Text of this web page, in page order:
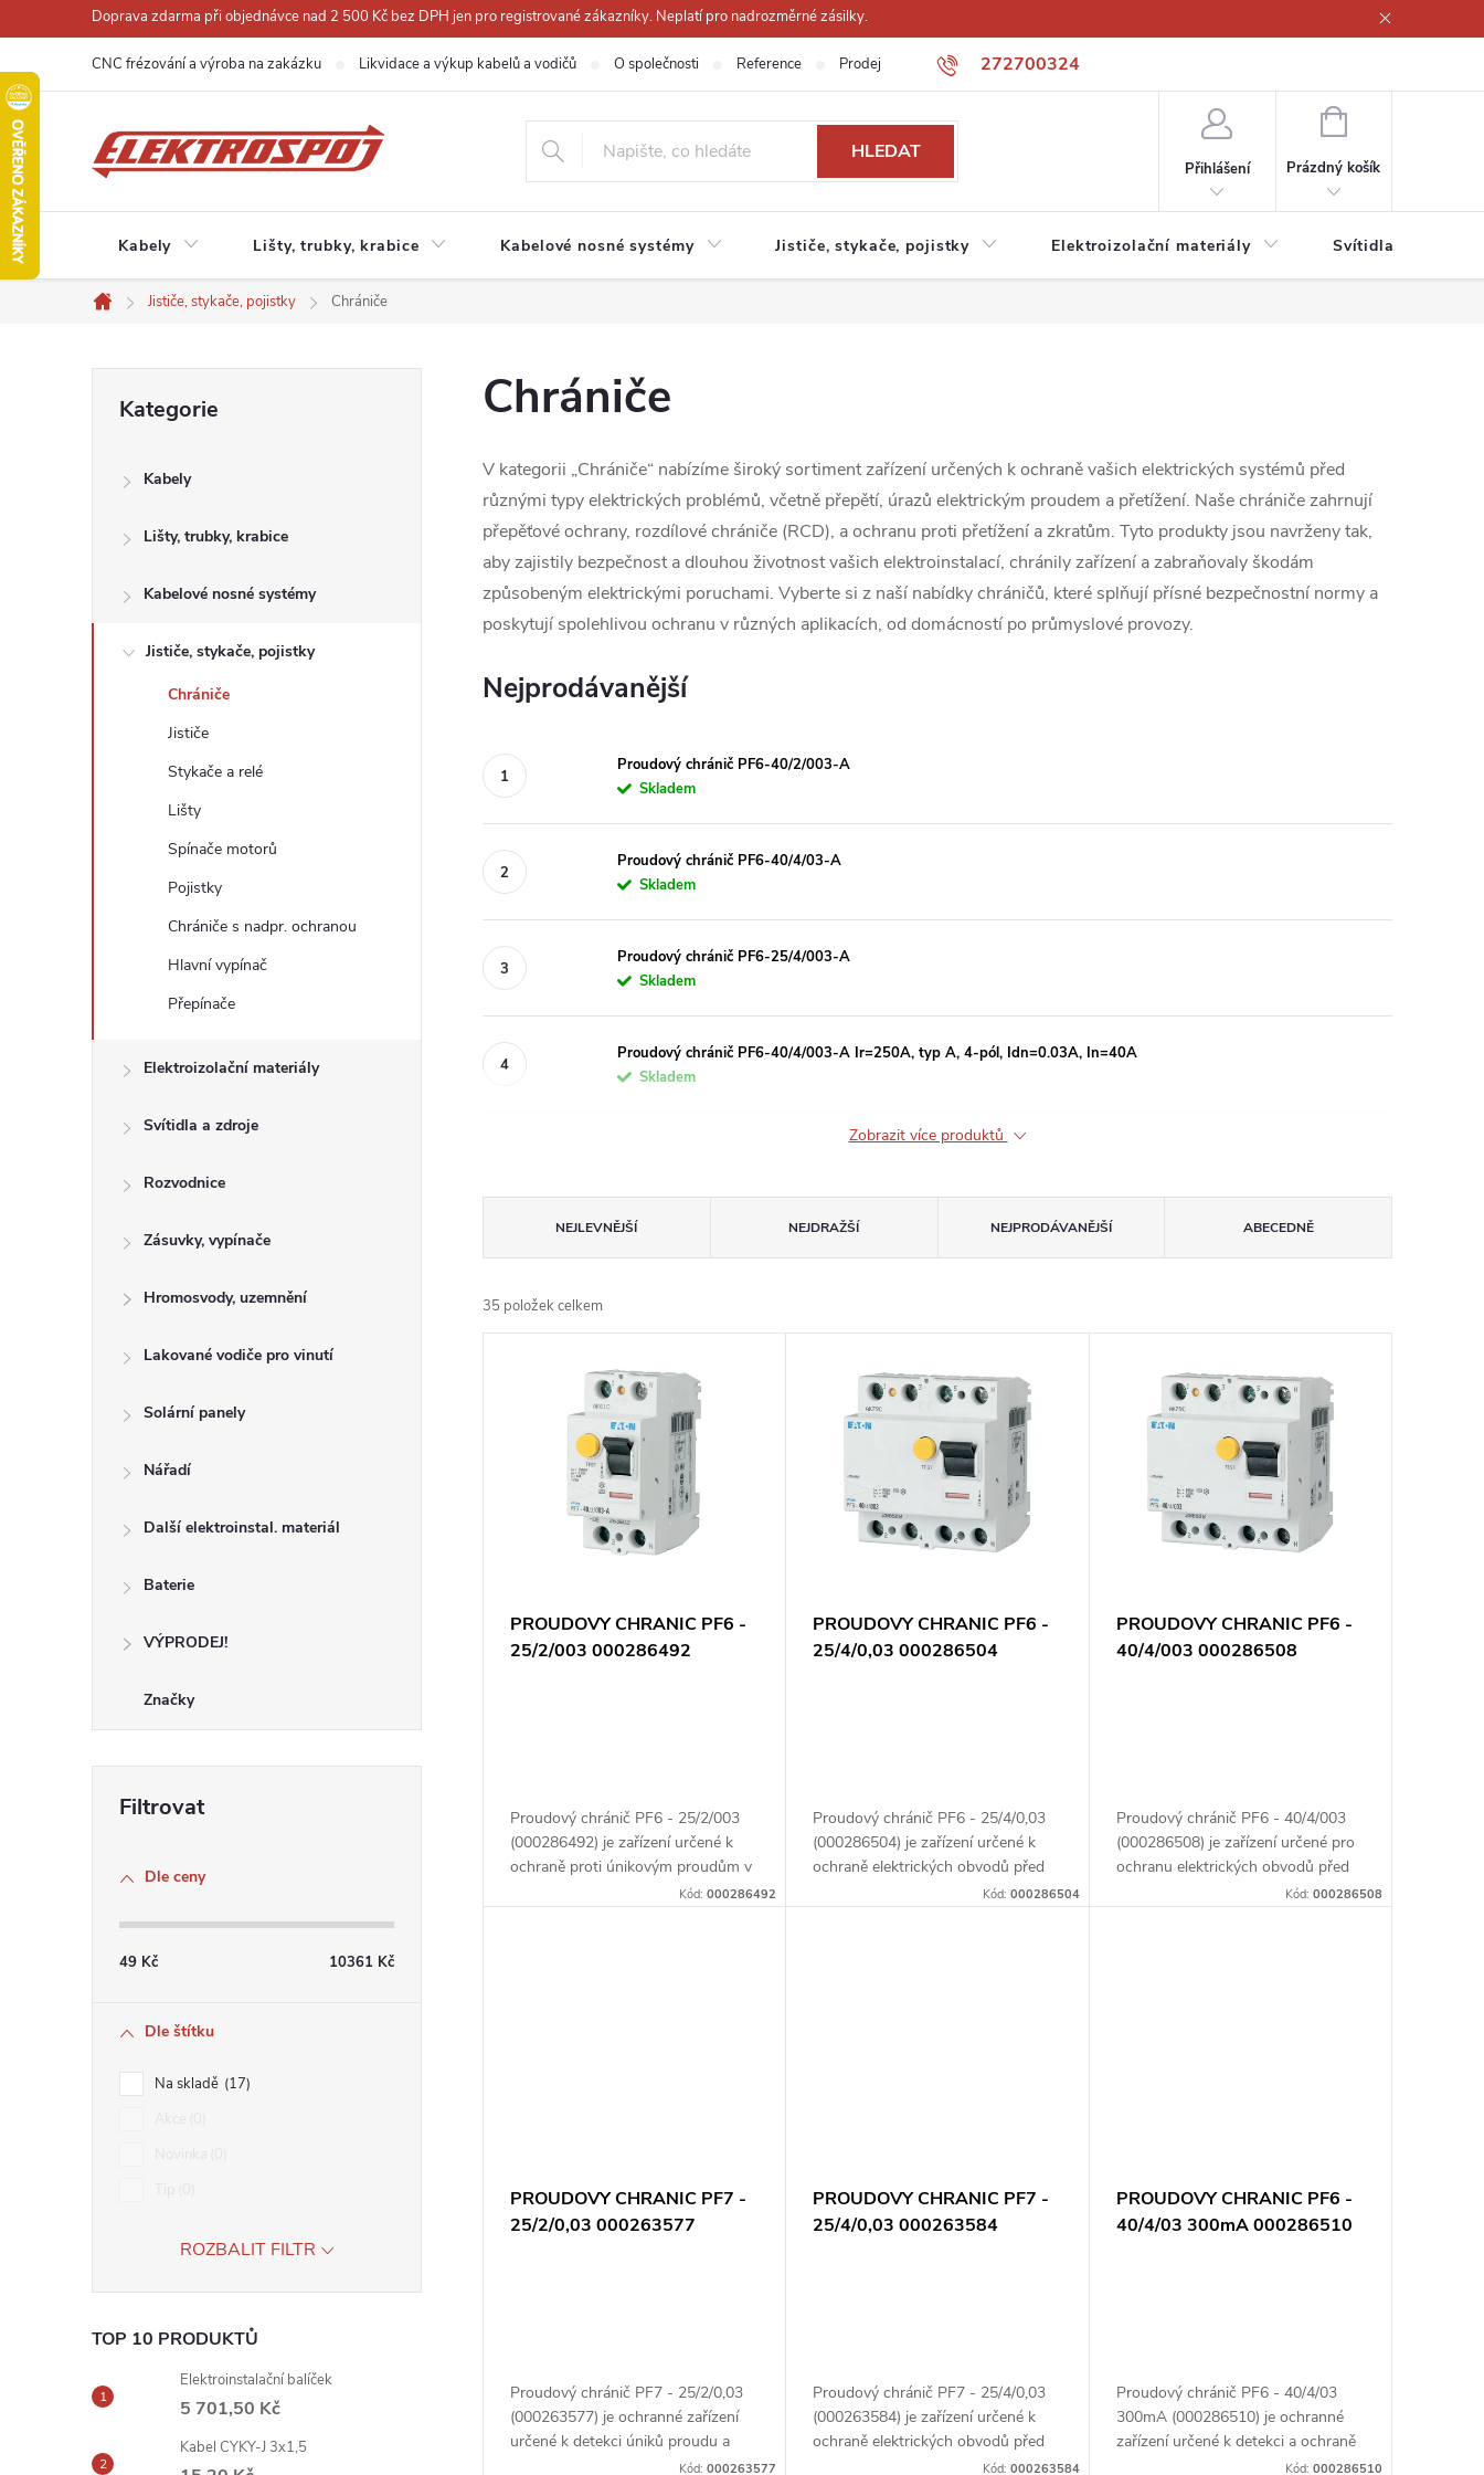
na
obsah
Doprava zdarma při objednávce nad 2 500 Kč bez DPH jen pro registrované zákazníky. Neplatí pro nadrozměrné zásilky.
272700324
CNC frézování a výroba na zakázku Likvidace a výkup kabelů a vodičů O společnosti Reference Prodejna Obchodní podmínky
HLEDAT
Přihlášení
NÁKUPNÍ
Prázdný košík
Kabely Lišty, trubky, krabice Kabelové nosné systémy Jističe, stykače, pojistky Elektroizolační materiály Svítidla a zdroje
Domů
Jističe, stykače, pojistky Chrániče
r
e
kategorie
Kategorie
Kabely
Lišty, trubky, krabice
Kabelové nosné systémy
Jističe, stykače, pojistky
Chrániče
Jističe
Stykače a relé
Lišty
Spínače motorů
Pojistky
Chrániče s nadpr. ochranou
Hlavní vypínač
Přepínače
Elektroizolační materiály
Svítidla a zdroje
Rozvodnice
Zásuvky, vypínače
Hromosvody, uzemnění
Lakované vodiče pro vinutí
Solární panely
Nářadí
Další elektroinstal. materiál
Baterie
VÝPRODEJ!
Značky
Dle ceny
49 Kč 10361 Kč
Dle štítku
Na skladě 17
ROZBALIT FILTR
TOP 10 PRODUKTŮ
Elektroinstalační balíček
5 701,50 Kč
Kabel CYKY-J 3x1,5
Chrániče
V kategorii „Chrániče“ nabízíme široký sortiment zařízení určených k ochraně vašich elektrických systémů před
různými typy elektrických problémů, včetně přepětí, úrazů elektrickým proudem a přetížení. Naše chrániče zahrnují
přepěťové ochrany, rozdílové chrániče (RCD), a ochranu proti přetížení a zkratům. Tyto produkty jsou navrženy tak,
aby zajistily bezpečnost a dlouhou životnost vašich elektroinstalací, chránily zařízení a zabraňovaly škodám
způsobeným elektrickými poruchami. Vyberte si z naší nabídky chráničů, které splňují přísné bezpečnostní normy a
poskytují spolehlivou ochranu v různých aplikacích, od domácností po průmyslové provozy.
Nejprodávanější
Proudový chránič PF6-40/2/003-A
Skladem
Proudový chránič PF6-40/4/03-A
Skladem
Proudový chránič PF6-25/4/003-A
Skladem
Proudový chránič PF6-40/4/003-A Ir=250A, typ A, 4-pól, Idn=0.03A, In=40A
Skladem
Zobrazit více produktů
a
z
NEJLEVNĚJŠÍ NEJDRAŽŠÍ NEJPRODÁVANĚJŠÍ ABECEDNĚ
35 položek celkem
k
PROUDOVY CHRANIC PF6 -
25/2/003 000286492
Proudový chránič PF6 - 25/2/003
(000286492) je zařízení určené k
ochraně proti únikovým proudům v
Kód:000286492
PROUDOVY CHRANIC PF6 -
25/4/0,03 000286504
Proudový chránič PF6 - 25/4/0,03
(000286504) je zařízení určené k
ochraně elektrických obvodů před
úniky proudu, které mohou
Kód: 000286504
PROUDOVY CHRANIC PF6 -
40/4/003 000286508
Proudový chránič PF6 - 40/4/003
(000286508) je zařízení určené pro
ochranu elektrických obvodů před
úniky proudu, které mohou ohrozit
Kód: 000286508
PROUDOVY CHRANIC PF7 -
25/2/0,03 000263577
Proudový chránič PF7 - 25/2/0,03
(000263577) je ochranné zařízení
určené k detekci úniků proudu a
ochraně elektrických obvodů před
Kód:000263577
PROUDOVY CHRANIC PF7 -
25/4/0,03 000263584
Proudový chránič PF7 - 25/4/0,03
(000263584) je zařízení určené k
ochraně elektrických obvodů před
úniky proudu, které mohou ohrozit
Kód: 000263584
PROUDOVY CHRANIC PF6 -
40/4/03 300mA 000286510
Proudový chránič PF6 - 40/4/03
300mA (000286510) je ochranné
zařízení určené k detekci a ochraně
Kód: 000286510